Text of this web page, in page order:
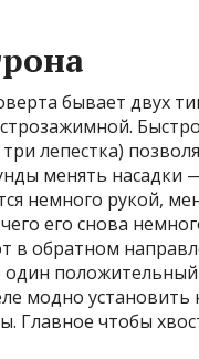
бывает двух
лепестка)
менять насадки
немного рукой,
его снова
в обратном
один
модно установить
Главное чтобы